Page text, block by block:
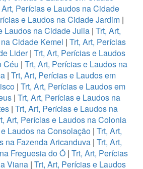
Art, Perícias e Laudos na Cidade
e Laudos na Cidade Jardim|
Laudos na Cidade Julia | Trt, Art,
Cidade Kemel | Trt, Art, Perícias
Lider| Trt, Art, Perícias e Laudos
Céu | Trt, Art, Perícias e Laudos na
| Trt, Art, Perícias e Laudos em
| Trt, Art, Perícias e Laudos em
| Trt, Art, Perícias e Laudos na
| Trt, Art, Perícias e Laudos na
Art, Perícias e Laudos na Colonia
Laudos na Consolação | Trt, Art,
na Fazenda Aricanduva| Trt, Art,
Freguesia do Ó| Trt, Art, Perícias
Viana | Trt, Art, Perícias e Laudos